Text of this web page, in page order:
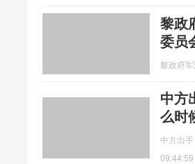
黎政
委员
黎政府
中方
么时
中方出
09:44:59